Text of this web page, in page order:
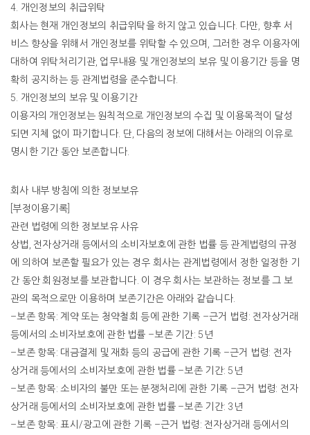
4. 개인정보의 취급위탁
회사는 현재 개인정보의 취급위탁을 하지 않고 있습니다 다만 향후 서
비스 향상을 위해서 개인정보를 위탁할 수 있으며 그러한 경우 이용자에
대하여 위탁처리기관, 업무내용 및 개인정보의 보유 및 이용기간 등을 명
확히 공지하는 등 관계법령을 준수합니다.
5. 개인정보의 보유 및 이용기간
이용자의 개인정보는 원칙적으로 개인정보의 수집 및 이용목적이
달성
되면 지체 없이 파기합니다. 단 다음의 정보에 대해서는 아래의 이유로
명시한 기간 동안 보존합니다
회사 내부 방침에 의한 정보보유
[부정이용기록]
관련 법령에 의한 정보보유 사유
상법 전자상거래 등에서의 소비자보호에 관한 법률 등 관계법령의 규정
에 의하여 보존할 필요가 있는 경우 회사는 관계법령에서 정한 일정한 기
간 동안 회원정보를 보관합니다 이 경우 회사는 보관하는 정보를 그 보
관의 목적으로만 이용하며 보존기간은 아래와 같습니다.
–보존 항목: 계약 또는 청약철회 등에 관한 기록 –근거 법령: 전자상거래
등에서의 소비자보호에 관한 법률 –보존 기간: 5 년
–보존 항목: 대금결제 및 재화 등의 공급에 관한 기록 –근거 법령: 전자
상거래 등에서의 소비자보호에 관한 법률–보존 기간: 5 년
–보존 항목:소비자의 불만 또는 분쟁처리에 관한 기록 –근거 법령: 전자
상거래 등에서의 소비자보호에 관한 법률–보존 기간: 3 년
–보존 항목:표시 /광고에 관한 기록 –근거 법령: 전자상거래 등에서의